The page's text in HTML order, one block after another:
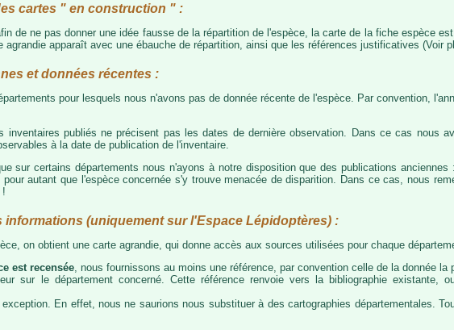
cartes " en construction " :
de ne pas donner une idée fausse de la répartition de l'espèce, la carte de la fiche espèce
apparaît avec une ébauche de répartition, ainsi que les références justificatives (Voir
et données récentes :
pour lesquels nous n'avons pas de donnée récente de l'espèce. Par convention,
inventaires publiés ne précisent pas les dates de dernière observation. Dans ce cas nous
à la date de publication de l'inventaire.
sur certains départements nous n'ayons à notre disposition que des publications
autant que l'espèce concernée s'y trouve menacée de disparition. Dans ce cas, nous
!
informations (uniquement sur l'Espace Lépidoptères) :
on obtient une carte agrandie, qui donne accès aux sources utilisées pour chaque
est recensée , nous fournissons au moins une référence, par convention celle de la donnée la
sur le département concerné. Cette référence renvoie vers la bibliographie
En effet, nous ne saurions nous substituer à des cartographies départementales.